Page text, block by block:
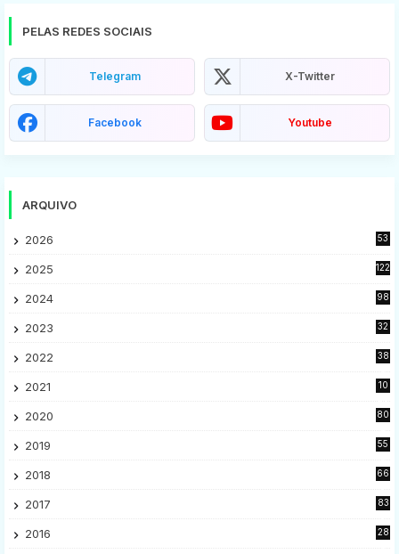
PELAS REDES SOCIAIS
Telegram X-Twitter
Facebook Youtube
ARQUIVO
2026 53
2025 122
2024 98
2023
32
2022
38
2021
10
2020
80
2019
55
2018
66
2017
83
2016
28